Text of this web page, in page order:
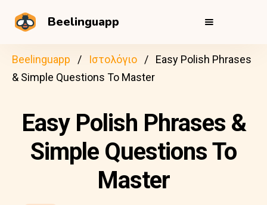
Beelinguapp
Beelinguapp Ιστολόγιο
Easy Polish Phrases
& Simple Questions To Master
Easy Polish Phrases &
Simple Questions To
Master